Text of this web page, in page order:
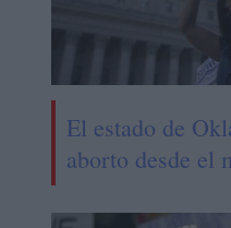
El estado de
aborto desde el